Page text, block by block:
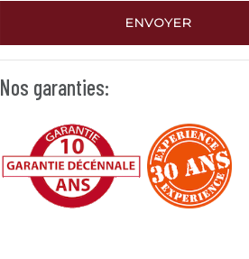
ENVOYER
Nos garanties: